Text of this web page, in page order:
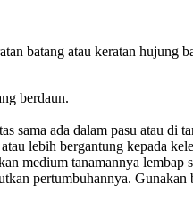
batang atau keratan
berdaun.
sama ada dalam pasu atau
lebih bergantung kepada
medium tanamannya lembap
pertumbuhannya.